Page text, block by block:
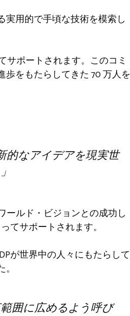
用的で手頃な技術を模索し
サポートされます。このコミ
をもたらしてきた 70 万人を
的なアイデアを現実世
ールド・ビジョンとの成功し
てサポートされます。
が世界中の人々にもたらして
囲に広めるよう呼び